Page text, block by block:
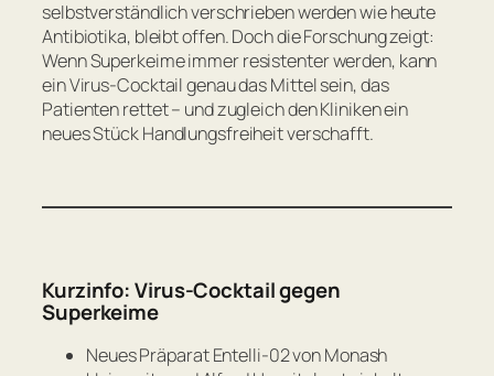
selbstverständlich verschrieben werden wie heute
Antibiotika, bleibt offen. Doch die Forschung zeigt:
Wenn Superkeime immer resistenter werden, kann
ein Virus-Cocktail genau das Mittel sein, das
Patienten rettet – und zugleich den Kliniken ein
neues Stück Handlungsfreiheit verschafft.
Kurzinfo: Virus-Cocktail gegen
Superkeime
Neues Präparat Entelli-02 von Monash